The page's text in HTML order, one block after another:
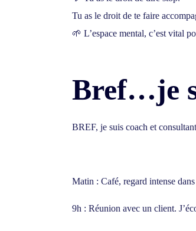
Tu as le droit de te faire
🌱 L’espace mental, c’est vital
Bref…je
BREF, je suis coach et
Matin : Café, regard intense
9h : Réunion avec un client.